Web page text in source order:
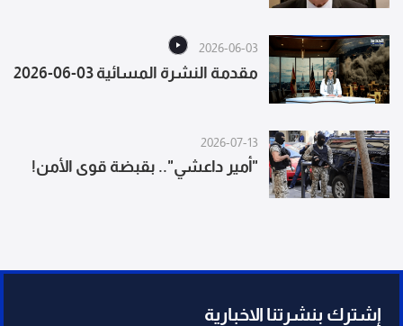
2026-06-03
مقدمة النشرة المسائية 03-06-2026
2026-07-13
"أمير داعشي".. بقبضة قوى الأمن!
إشترك بنشرتنا الاخبارية